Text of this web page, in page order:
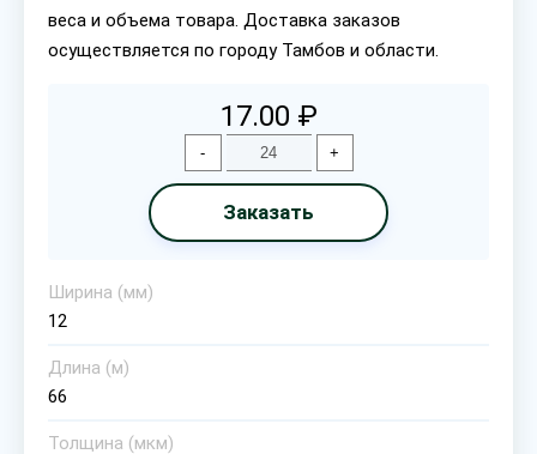
веса и объема товара. Доставка заказов
осуществляется по городу Тамбов и области.
17.00 ₽
- +
Заказать
Ширина (мм)
12
Длина (м)
66
Толщина (мкм)